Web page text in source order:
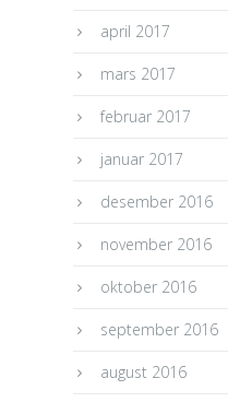
april 2017
mars 2017
februar 2017
januar 2017
desember 2016
november 2016
oktober 2016
september 2016
august 2016